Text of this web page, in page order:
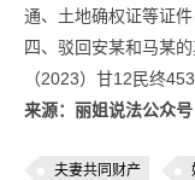
通、土地确权证等证件
四、驳回安某和马某的
（2023）甘12民终
来源：丽姐说法公众号
夫妻共同财产